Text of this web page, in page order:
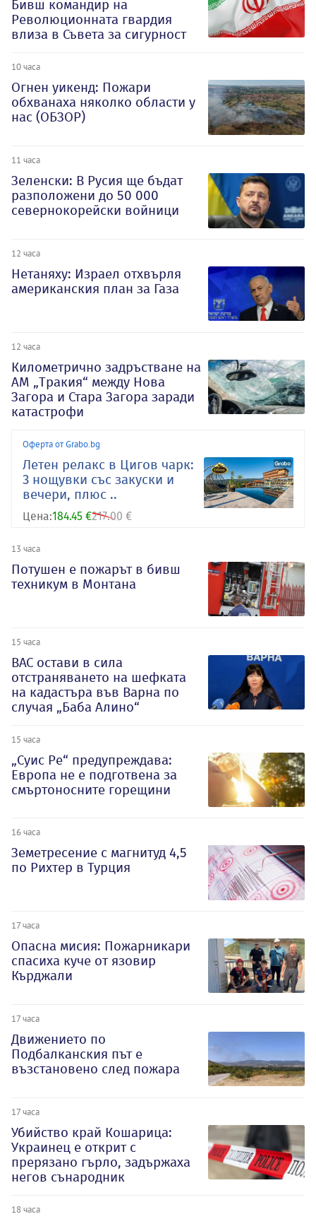
Бивш командир на
Революционната гвардия
влиза в Съвета за сигурност
10 часа
Огнен уикенд: Пожари
обхванаха няколко области у
нас (ОБЗОР)
11 часа
Зеленски: В Русия ще бъдат
разположени до 50 000
севернокорейски войници
12 часа
Нетаняху: Израел отхвърля
американския план за Газа
12 часа
Километрично задръстване на
АМ „Тракия“ между Нова
Загора и Стара Загора заради
катастрофи
Оферта от Grabo.bg
Летен релакс в Цигов чарк:
3 нощувки със закуски и
вечери, плюс ..
Цена:184.45 €217.00 €
13 часа
Потушен е пожарът в бивш
техникум в Монтана
15 часа
ВАС остави в сила
отстраняването на шефката
на кадастъра във Варна по
случая „Баба Алино“
15 часа
„Суис Ре“ предупреждава:
Европа не е подготвена за
смъртоносните горещини
16 часа
Земетресение с магнитуд 4,5
по Рихтер в Турция
17 часа
Опасна мисия: Пожарникари
спасиха куче от язовир
Кърджали
17 часа
Движението по
Подбалканския път е
възстановено след пожара
17 часа
Убийство край Кошарица:
Украинец е открит с
прерязано гърло, задържаха
негов сънародник
18 часа